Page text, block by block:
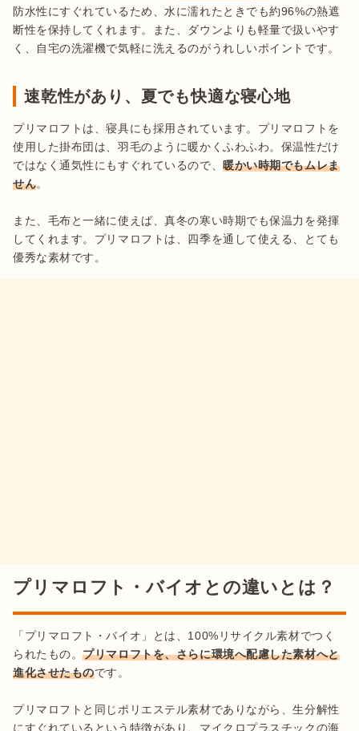
防水性にすぐれているため、水に濡れたときでも約96%の熱遮
断性を保持してくれます。また、ダウンよりも軽量で扱いやす
く、自宅の洗濯機で気軽に洗えるのがうれしいポイントです。
速乾性があり、夏でも快適な寝心地
プリマロフトは、寝具にも採用されています。プリマロフトを
使用した掛布団は、羽毛のように暖かくふわふわ。保温性だけ
ではなく通気性にもすぐれているので、暖かい時期でもムレま
せん。
また、毛布と一緒に使えば、真冬の寒い時期でも保温力を発揮
してくれます。プリマロフトは、四季を通して使える、とても
優秀な素材です。
プリマロフト・バイオとの違いとは？
「プリマロフト・バイオ」とは、100%リサイクル素材でつく
られたもの。プリマロフトを、さらに環境へ配慮した素材へと
進化させたものです。
プリマロフトと同じポリエステル素材でありながら、生分解性
にすぐれているという特徴があり、マイクロプラスチックの海